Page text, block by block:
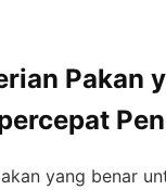
Pakan
yang benar